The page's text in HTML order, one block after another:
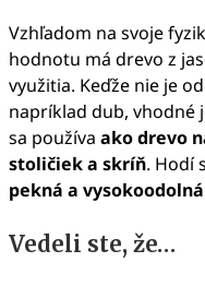
Vzhľadom na svoje
hodnotu má drevo z
využitia. Keďže nie je
napríklad dub, vhodné
sa používa ako drevo
stoličiek a skríň. Hodí
pekná a
Vedeli ste, že…